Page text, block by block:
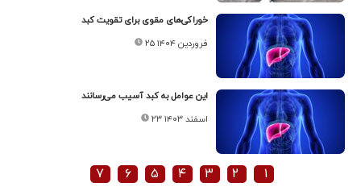
خوراکی‌های مقوی برای تقویت کبد
۲۵ فروردین ۱۴۰۴
این عوامل به کبد آسیب می‌رسانند
۲۳ اسفند ۱۴۰۳
۱ ۲ ۳ ۴ ۵ ۶ ۷